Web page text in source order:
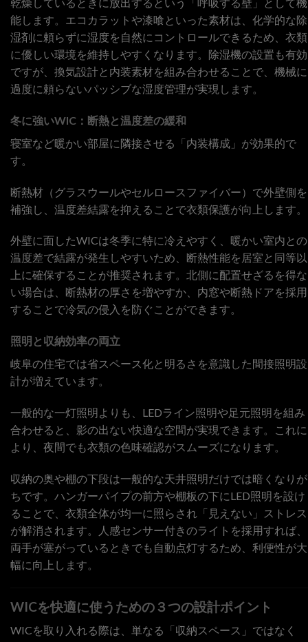
能します。エコカラットや漆喰といった素材は、化学的な除
湿剤に頼らずに湿度を自然にコントロールできるため、衣類
に優しい環境を維持しやすくなります。除湿機の設置も有効
ですが、換気設計と内装素材を組み合わせることで、機械に
過度に頼らないパッシブな湿度管理が実現します。
冬に強いWIC：断熱と温度差の緩和
寝室など暖かい部屋に隣接させる「内装構成」が効果的で
す。
断熱材（グラスウールやセルロースファイバー）で外壁側を
補強し、温度差結露を抑えることで衣類保護が向上します。
外壁に面したWICは冬季に特に冷えやすく、暖かい室内との
温度差で結露が発生しやすいため、断熱性能を居室と同等以
上に確保することが推奨されます。北側に配置せざるを得な
い場合は、断熱材の厚さを増やすか、内窓や断熱ドアを採用
することで冷気の侵入を防ぐことができます。
照明と収納効率の両立
岐阜の住宅では省スペース化と明るさを意識した間接照明設
計が増えています。
一般的な一灯照明よりも、LEDライン照明や足元照明を組み
合わせると、影の出ない快適な空間が実現できます。これに
より、夜間でも衣類の色味確認がスムーズになります。
収納の奥や棚の下段は一般的な天井照明だけでは暗くなりが
ちです。ハンガーパイプの前方や棚板の下にLED照明を設け
ることで、衣類全体が均一に照らされ「見えない」ストレス
が解消されます。人感センサー付きのライトを採用すれば、
両手が塞がっているときでも自動点灯するため、利便性が大
幅に向上します。
WICを快適に使うための３つの設計ポイント
WICを取り入れる際は、単なる「収納スペース」ではなく